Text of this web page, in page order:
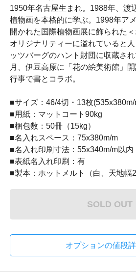
1950年名古屋生まれ。1988年、渡
植物画を本格的に学ぶ。1998年ア
開かれた国際植物画展に飾られた
オリジナリティーに溢れていると
ッツバーグのハント財団に収蔵さ
月、伊豆高原に「花の絵美術館」
行事で書とコラボ。
■サイズ：46/4切・13枚(535x380m/
■用紙：マットコート90kg
■梱包数：50冊（15kg）
■名入れスペース：75x380m/m
■名入れ印刷寸法：55x340m/m以内
■表紙名入れ印刷：有
■製本：ホットメルト（白、天地幅
SOLD OUT
オプションの値段